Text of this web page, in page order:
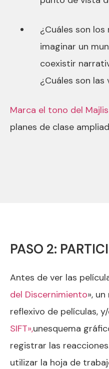
¿Cuáles son
imaginar un
coexistir
¿Cuáles son las
Marca el tono del Majlis
planes de clase
PASO 2:
Antes de ver las
del Discernimiento»,
reflexivo de películas,
SIFT»,unesquema
registrar las
utilizar la hoja de